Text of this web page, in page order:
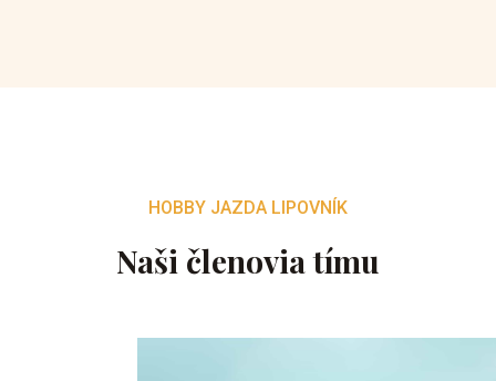
HOBBY JAZDA LIPOVNÍK
Naši členovia tímu